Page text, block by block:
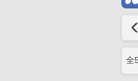
全